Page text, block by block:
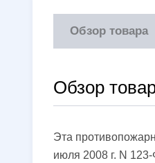
Обзор товара
Обзор
Эта
июля 2008 г. N